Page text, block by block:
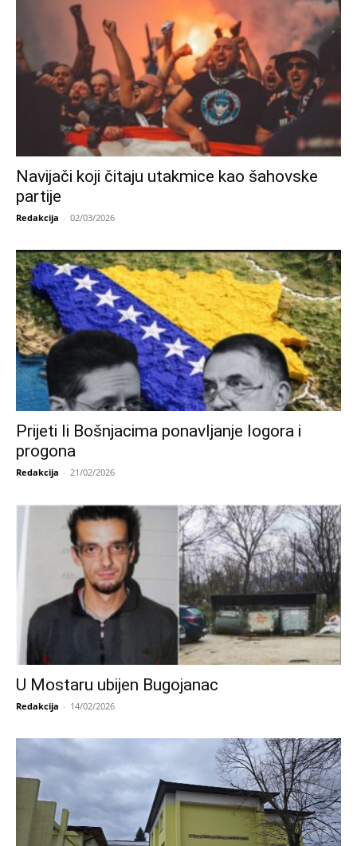
Navijači koji čitaju utakmice kao šahovske
partije
Redakcija - 02/03/2026
Prijeti li Bošnjacima ponavljanje logora i
progona
Redakcija - 21/02/2026
U Mostaru ubijen Bugojanac
Redakcija - 14/02/2026